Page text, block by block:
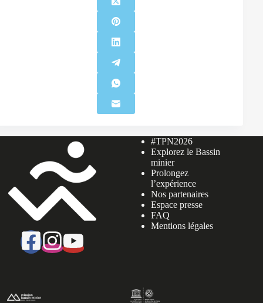
#TPN2026
Explorez le Bassin
minier
Prolongez
l’expérience
Nos partenaires
Espace presse
FAQ
Mentions légales